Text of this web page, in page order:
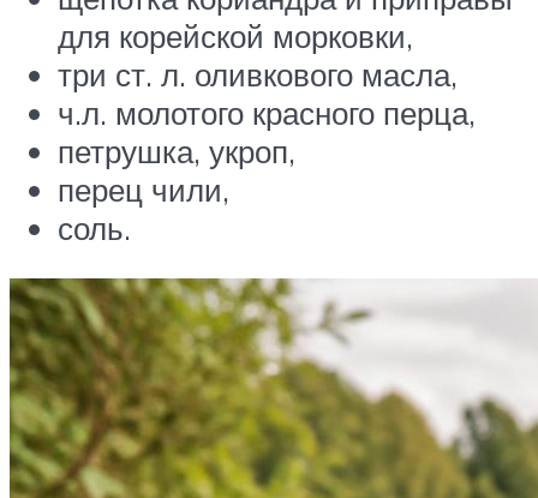
для корейской морковки,
три ст. л. оливкового масла,
ч.л. молотого красного перца,
петрушка, укроп,
перец чили,
соль.